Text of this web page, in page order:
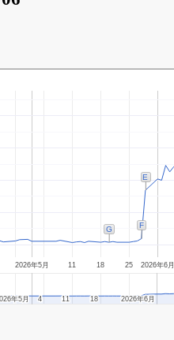
2026年5月 2026年6月
11 18 25
G F
E
年5月
年5月 2026年6月
2026年6月
4
4 11
11 18
18